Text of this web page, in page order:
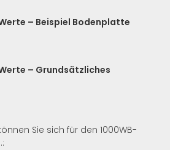
– Beispiel Bodenplatte
– Grundsätzliches
Sie sich für den 1000WB-